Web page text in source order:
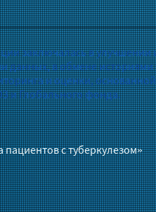
заключалась в
данных, в обмене
и оценки,
и Глобального фонда.
с туберкулезом»